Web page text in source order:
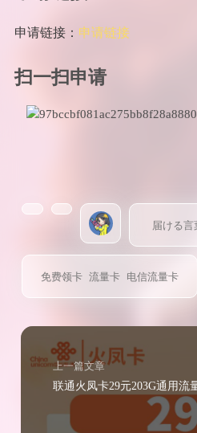
申请链接： 申请链接
扫一扫申请
届ける言
免费领卡 流量卡 电信流量卡
上一篇文章
联通火凤卡29元203G通用流